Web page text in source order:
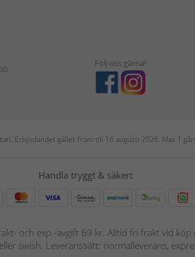
Följ oss gärna!
Erbjudandet gäller fram till 16 augusti 2026. Max 1
Handla tryggt & säkert
och exp.-avgift 69 kr. Alltid fri frakt vid
swish. Leveranssätt: normalleverans,